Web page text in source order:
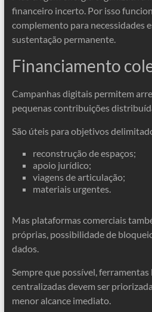
financeiro incerto. Por isso
complemento para necessidades
sustentação permanente.
Financiamento
Campanhas digitais permitem
pequenas contribuições
São úteis para objetivos
reconstrução de espaços;
apoio jurídico;
viagens de articulação;
materiais urgentes.
Mas plataformas comerciais
próprias, possibilidade de
dados.
Sempre que possível,
centralizadas devem ser
menor alcance imediato.